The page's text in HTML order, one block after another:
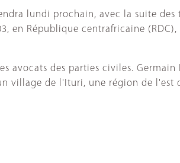
lundi prochain, avec la suite des
en République centrafricaine (RDC),
avocats des parties civiles.
village de l'Ituri, une région de l'est